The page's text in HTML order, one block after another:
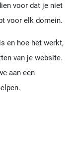
voor dat je niet
voor elk domein.
en hoe het werkt,
van je website.
aan een